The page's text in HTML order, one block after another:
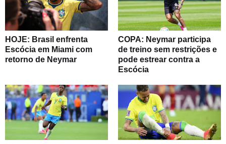
HOJE: Brasil enfrenta
Escócia em Miami com
retorno de Neymar
COPA: Neymar participa
de treino sem restrições e
pode estrear contra a
Escócia